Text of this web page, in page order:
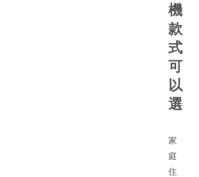
機
款
式
可
以
選
家
庭
住